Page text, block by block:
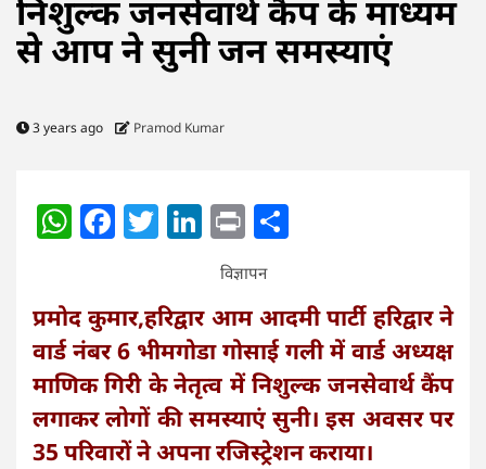
निशुल्क जनसेवार्थ कैंप के माध्यम
से आप ने सुनी जन समस्याएं
3 years ago Pramod Kumar
WhatsApp
Facebook
Twitter
LinkedIn
Print
विज्ञापन
प्रमोद कुमार,हरिद्वार आम आदमी पार्टी हरिद्वार ने
वार्ड नंबर 6 भीमगोडा गोसाई गली में वार्ड अध्यक्ष
माणिक गिरी के नेतृत्व में निशुल्क जनसेवार्थ कैंप
लगाकर लोगों की समस्याएं सुनी। इस अवसर पर
35 परिवारों ने अपना रजिस्ट्रेशन कराया।